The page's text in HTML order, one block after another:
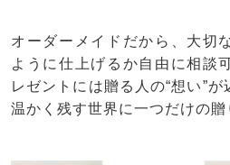
オーダーメイドだから、大切
ように仕上げるか自由に相談
レゼントには贈る人の“想い”
温かく残す世界に一つだけの贈